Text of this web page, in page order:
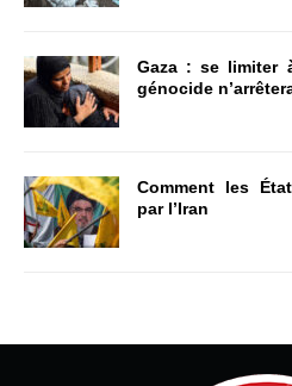
Gaza : se limiter
génocide
Comment les
par l’Iran